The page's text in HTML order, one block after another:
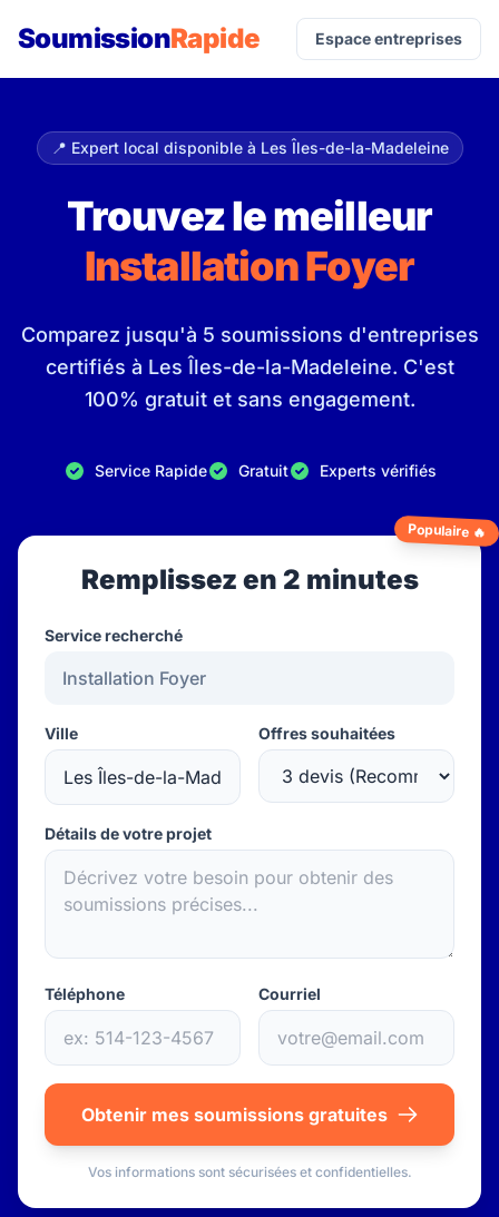
SoumissionRapide Espace entreprises
📍 Expert local disponible à Les Îles-de-la-Madeleine
Trouvez le meilleur
Installation Foyer
Comparez jusqu'à 5 soumissions d'entreprises
certifiés à Les Îles-de-la-Madeleine. C'est
100% gratuit et sans engagement.
Service Rapide Gratuit Experts vérifiés
Populaire 🔥
Remplissez en 2 minutes
Service recherché
Ville Offres souhaitées
Détails de votre projet
Téléphone Courriel
Obtenir mes soumissions gratuites
Vos informations sont sécurisées et confidentielles.